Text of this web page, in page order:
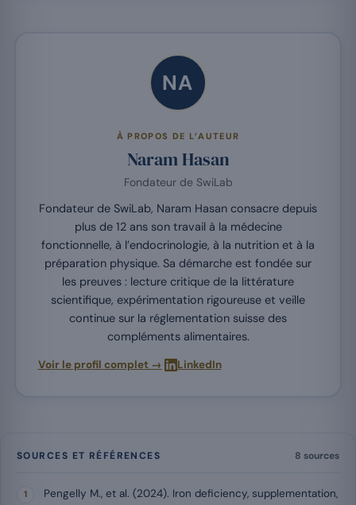
NA
À PROPOS DE L’AUTEUR
Naram Hasan
Fondateur de SwiLab
Fondateur de SwiLab, Naram Hasan consacre depuis
plus de 12 ans son travail à la médecine
fonctionnelle, à l’endocrinologie, à la nutrition et à la
préparation physique. Sa démarche est fondée sur
les preuves : lecture critique de la littérature
scientifique, expérimentation rigoureuse et veille
continue sur la réglementation suisse des
compléments alimentaires.
Voir le profil complet → LinkedIn
SOURCES ET RÉFÉRENCES 8 sources
Pengelly M., et al. (2024). Iron deficiency, supplementation,